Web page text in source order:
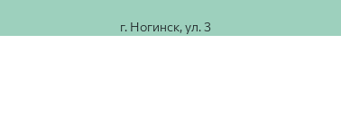
г. Ногинск, ул. 3
Интерна­ционала,